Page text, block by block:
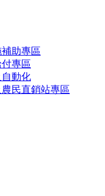
助專區
專區
動化
民直銷站專區